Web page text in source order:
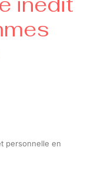
personnelle en